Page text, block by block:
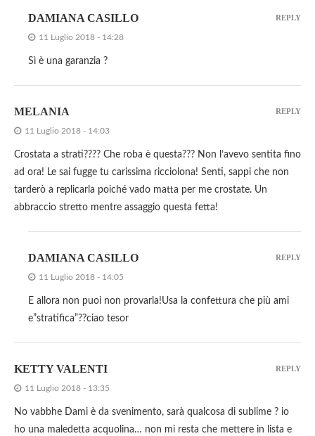
DAMIANA CASILLO
11 Luglio 2018 - 14:28
Sì è una garanzia ?
REPLY
MELANIA
11 Luglio 2018 - 14:03
Crostata a strati???? Che roba è questa??? Non l’avevo sentita fino
ad ora! Le sai fugge tu carissima ricciolona! Senti, sappi che non
tarderò a replicarla poiché vado matta per me crostate. Un
abbraccio stretto mentre assaggio questa fetta!
REPLY
DAMIANA CASILLO
11 Luglio 2018 - 14:05
E allora non puoi non provarla!Usa la confettura che più ami
e”stratifica”??ciao tesor
REPLY
KETTY VALENTI
11 Luglio 2018 - 13:35
No vabbhe Dami è da svenimento, sarà qualcosa di sublime ? io
ho una maledetta acquolina… non mi resta che mettere in lista e
REPLY